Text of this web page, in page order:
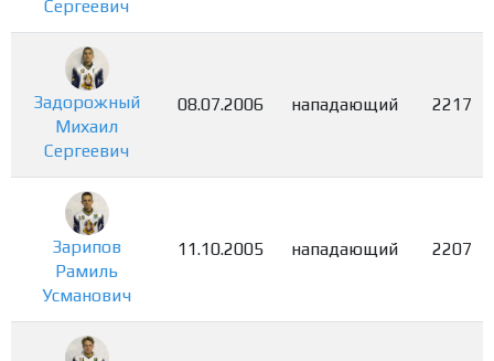
Сергеевич
Задорожный
Михаил
Сергеевич
08.07.2006 нападающий 2217
Зарипов
Рамиль
Усманович
11.10.2005 нападающий 2207